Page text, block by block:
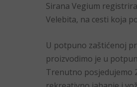
Sirana Vegium
Velebita, na cesti koja
U potpuno zaštićenoj
proizvodimo je u
Trenutno posjedujemo